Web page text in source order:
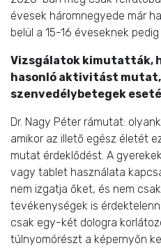
évesek háromnegyede már
belül a 15-16 éveseknek
Vizsgálatok kimutatták,
hasonló aktivitást
szenvedélybetegek
Dr. Nagy Péter rámutat:
amikor az illető egész életét
mutat érdeklődést. A
vagy tablet használata
nem izgatja őket, és nem
tevékenységek is
csak egy-két dologra
túlnyomórészt a képernyőn